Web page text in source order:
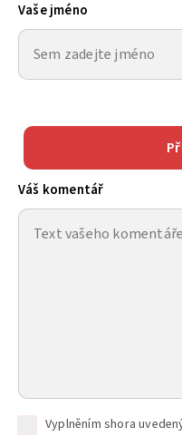
Vaše jméno
Váš komentář